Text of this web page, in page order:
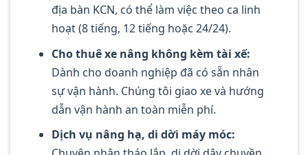
địa bàn KCN, có thể làm việc theo ca linh
hoạt (8 tiếng, 12 tiếng hoặc 24/24).
Cho thuê xe nâng không kèm tài xế:
Dành cho doanh nghiệp đã có sẵn nhân
sự vận hành. Chúng tôi giao xe và hướng
dẫn vận hành an toàn miễn phí.
Dịch vụ nâng hạ, di dời máy móc: